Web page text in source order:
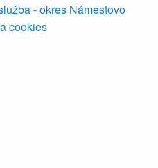
- okres Námestovo
cookies